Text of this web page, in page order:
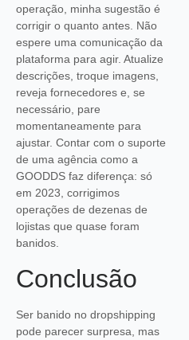
operação, minha sugestão é
corrigir o quanto antes. Não
espere uma comunicação da
plataforma para agir. Atualize
descrições, troque imagens,
reveja fornecedores e, se
necessário, pare
momentaneamente para
ajustar. Contar com o suporte
de uma agência como a
GOODDS faz diferença: só
em 2023, corrigimos
operações de dezenas de
lojistas que quase foram
banidos.
Conclusão
Ser banido no dropshipping
pode parecer surpresa, mas